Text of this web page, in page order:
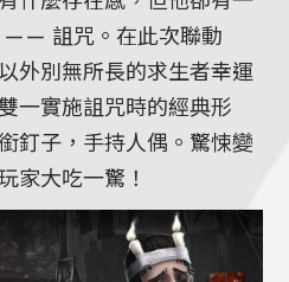
—— 詛咒。在此次聯動
外別無所長的求生者幸運
一實施詛咒時的經典形
釘子，手持人偶。驚悚變
家大吃一驚！